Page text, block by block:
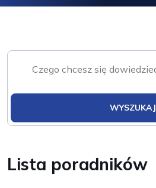
WYSZUKAJ
Lista poradników